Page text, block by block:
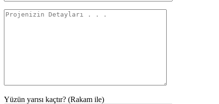
Yüzün yarısı kaçtır? (Rakam ile)